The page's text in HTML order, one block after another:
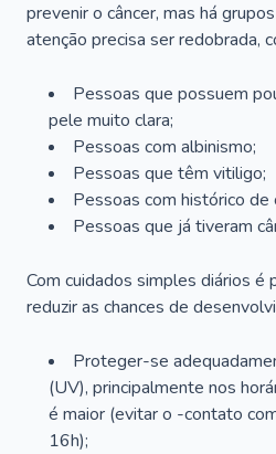
prevenir o câncer, mas há
atenção precisa ser redobrada,
Pessoas que possuem
pele muito clara;
Pessoas com albinismo;
Pessoas que têm vitiligo;
Pessoas com histórico de
Pessoas que já tiveram
Com cuidados simples diários é
reduzir as chances de
Proteger-se
(UV), principalmente nos
é maior (evitar o -contato
16h);